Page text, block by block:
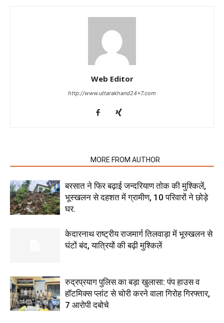
Web Editor
http://www.uttarakhand24x7.com
MORE FROM AUTHOR
बरसात ने फिर बढ़ाई जन्दरियाण तोक की मुश्किलें,
भूस्खलन से दहशत में ग्रामीण, 10 परिवारों ने छोड़े
घर.
केदारनाथ राष्ट्रीय राजमार्ग तिलवाड़ा में भूस्खलन से
घंटों बंद, यात्रियों की बढ़ी मुश्किलें
रुद्रप्रयाग पुलिस का बड़ा खुलासा: पंप हाउस व
हॉटमिक्स प्लांट से चोरी करने वाला गिरोह गिरफ्तार,
7 आरोपी दबोचे